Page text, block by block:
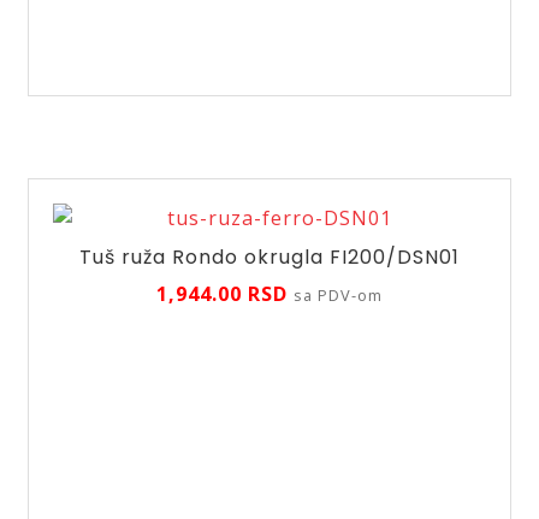
Tuš ruža Rondo okrugla FI200/DSN01
1,944.00 RSD sa PDV-om